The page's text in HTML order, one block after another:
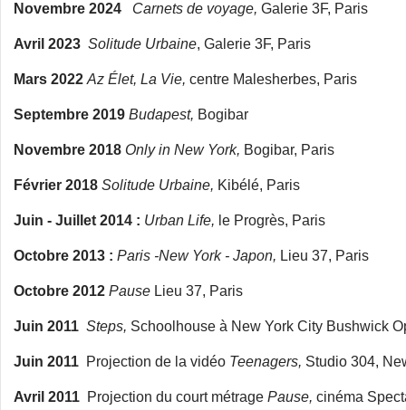
Novembre 2024 Carnets de voyage, Galerie 3F, Paris
Avril 2023 Solitude Urbaine, Galerie 3F, Paris
Mars 2022 Az Élet, La Vie, centre Malesherbes, Paris
Septembre 2019 Budapest, Bogibar
Novembre 2018 Only in New York, Bogibar, Paris
Février 2018 Solitude Urbaine, Kibélé, Paris
Juin - Juillet 2014 : Urban Life, le Progrès, Paris
Octobre 2013 : Paris -New York - Japon, Lieu 37, Paris
Octobre 2012 Pause Lieu 37, Paris
Juin 2011 Steps, Schoolhouse à New York City Bushwick
Juin 2011 Projection de la vidéo Teenagers, Studio 304,
Avril 2011 Projection du court métrage Pause, cinéma